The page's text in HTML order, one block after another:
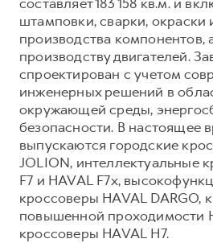
штамповки, сварки, окраски
производства компонентов,
производству двигателей.
спроектирован с учетом
инженерных решений в
окружающей среды,
безопасности. В настоящее
выпускаются городские
JOLION, интеллектуальные
F7 и HAVAL F7x,
кроссоверы HAVAL DARGO,
повышенной проходимости
кроссоверы HAVAL H7.